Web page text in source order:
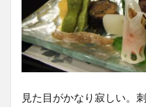
見た目がかなり寂しい。